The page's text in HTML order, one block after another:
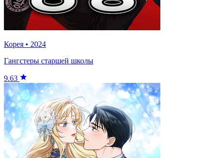
Корея • 2024
Гангстеры старшей школы
9.63